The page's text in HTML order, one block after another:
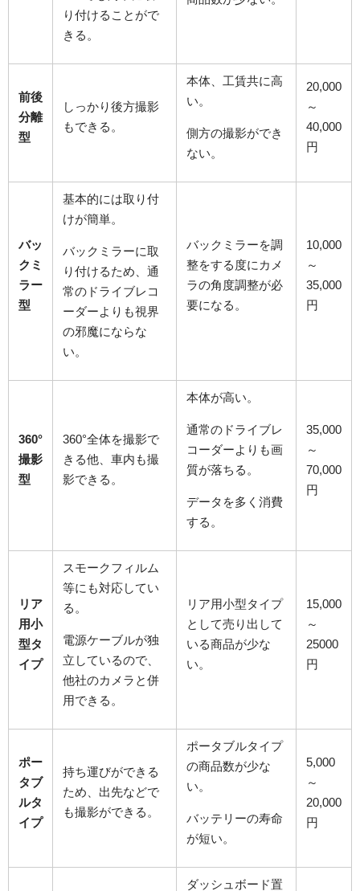
り付けることがで
きる。
前後
分離
型
しっかり後方撮影
もできる。
本体、工賃共に高
い。
側方の撮影ができ
ない。
20,000
～
40,000
円
バッ
クミ
ラー
型
基本的には取り付
けが簡単。
バックミラーに取
り付けるため、通
常のドライブレコ
ーダーよりも視界
の邪魔にならな
い。
バックミラーを調
整をする度にカメ
ラの角度調整が必
要になる。
10,000
～
35,000
円
360°
撮影
型
360°全体を撮影で
きる他、車内も撮
影できる。
本体が高い。
通常のドライブレ
コーダーよりも画
質が落ちる。
データを多く消費
する。
35,000
～
70,000
円
リア
用小
型タ
イプ
スモークフィルム
等にも対応してい
る。
電源ケーブルが独
立しているので、
他社のカメラと併
用できる。
リア用小型タイプ
として売り出して
いる商品が少な
い。
15,000
～
25000
円
ポー
タブ
ルタ
イプ
持ち運びができる
ため、出先などで
も撮影ができる。
ポータブルタイプ
の商品数が少な
い。
バッテリーの寿命
が短い。
5,000
～
20,000
円
ダッシュボード置